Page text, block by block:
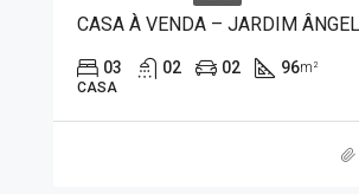
03 02 02 96m²
CASA